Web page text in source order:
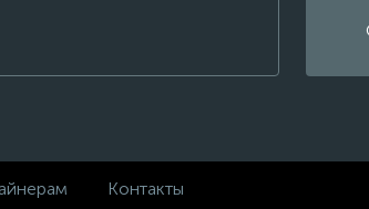
Контакты